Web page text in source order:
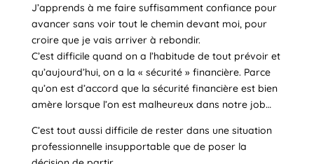
J’apprends à me faire suffisamment confiance pour
avancer sans voir tout le chemin devant moi, pour
croire que je vais arriver à rebondir.
C’est difficile quand on a l’habitude de tout prévoir et
qu’aujourd’hui, on a la « sécurité » financière. Parce
qu’on est d’accord que la sécurité financière est bien
amère lorsque l’on est malheureux dans notre job…
C’est tout aussi difficile de rester dans une situation
professionnelle insupportable que de poser la